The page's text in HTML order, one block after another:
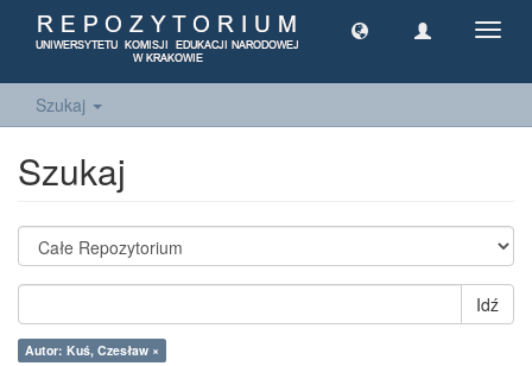
Szukaj
Szukaj
Idź
Autor: Kuś, Czesław ×